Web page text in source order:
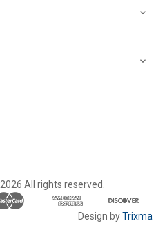


2026 All rights reserved.
Design byTrixma